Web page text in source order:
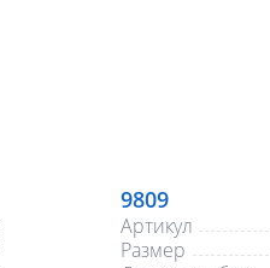
9809
Артикул
Размер